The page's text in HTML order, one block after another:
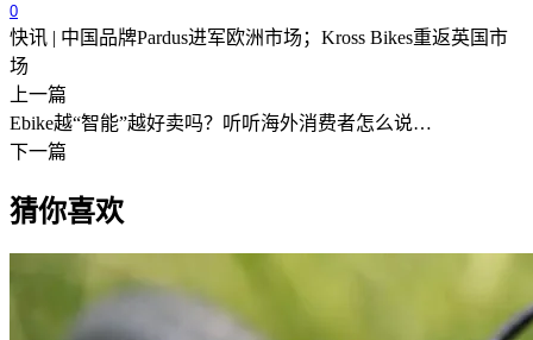
0
快讯 | 中国品牌Pardus进军欧洲市场；Kross Bikes重返英国市
场
上一篇
Ebike越“智能”越好卖吗？听听海外消费者怎么说…
下一篇
猜你喜欢